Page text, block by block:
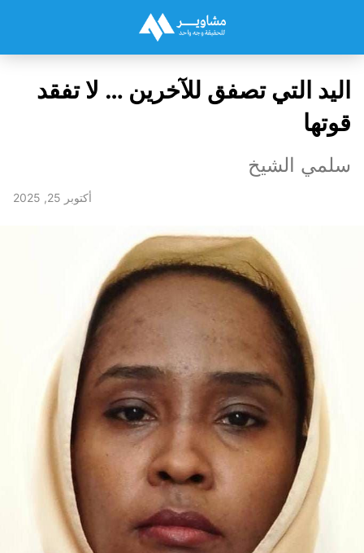
اليد التي تصفق للآخرين … لا تفقد
قوتها
سلمي الشيخ
أكتوبر 25, 2025